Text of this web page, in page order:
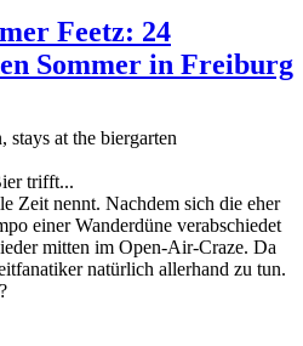
Feetz: 24
Sommer in Freiburg
stays at the biergarten
trifft...
Zeit nennt. Nachdem sich die eher
einer Wanderdüne verabschiedet
mitten im Open-Air-Craze. Da
natürlich allerhand zu tun.